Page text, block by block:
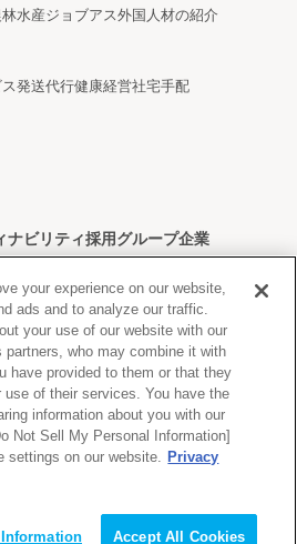
水産ジョブアス外国人材の紹介
発送代行健康経営社宅手配
ナビリティ採用グループ企業
© Mynavi Corporation
your experience on our website,
ads and to analyze our traffic.
your use of our website with our
partners, who may combine it with
have provided to them or that they
use of their services. You have the
information about you with our
Not Sell My Personal Information]
settings on our website. Privacy
Accept All Cookies